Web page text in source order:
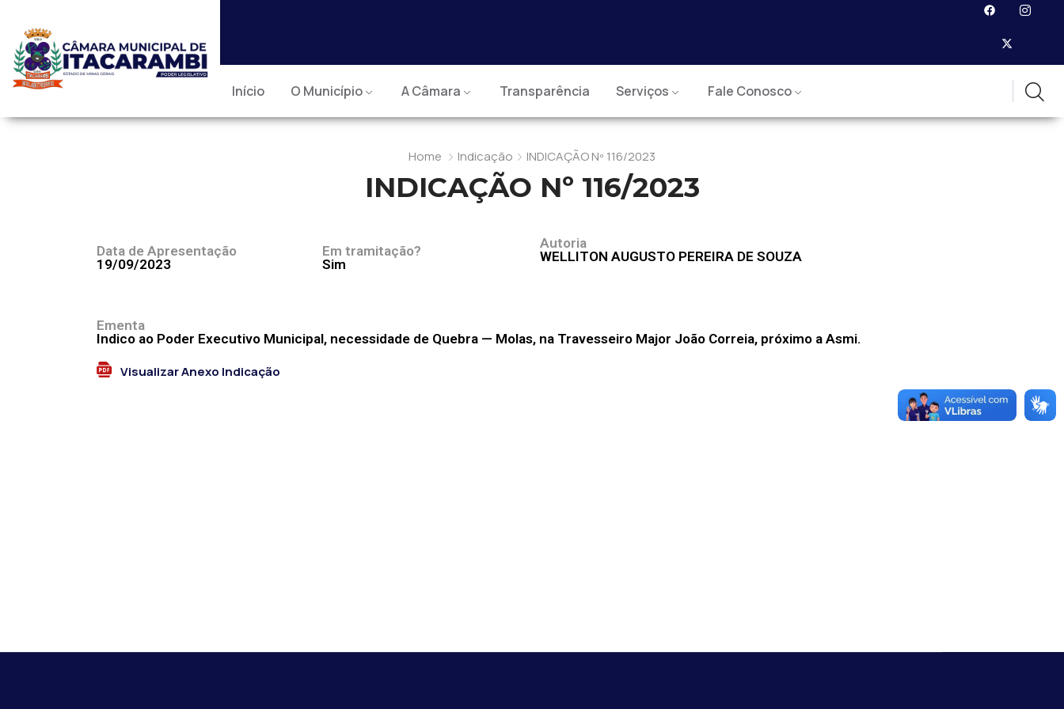
Início O Município A Câmara Transparência Serviços Fale Conosco
Home Indicação INDICAÇÃO Nº 116/2023
INDICAÇÃO Nº 116/2023
Data de Apresentação
19/09/2023
Em tramitação?
Sim
Autoria
WELLITON AUGUSTO PEREIRA DE SOUZA
Ementa
Indico ao Poder Executivo Municipal, necessidade de Quebra — Molas, na Travesseiro Major João Correia, próximo a Asmi.
Visualizar Anexo Indicação